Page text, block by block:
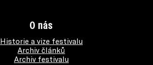
O nás
Historie a vize festivalu
Archiv článků
Archiv festivalu